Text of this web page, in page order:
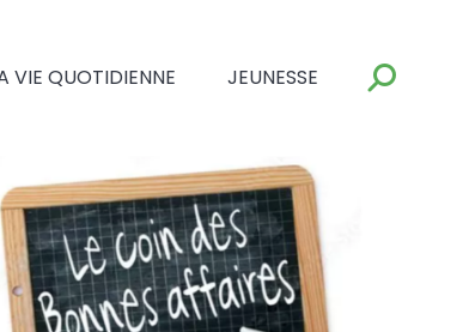
VIE QUOTIDIENNE JEUNESSE